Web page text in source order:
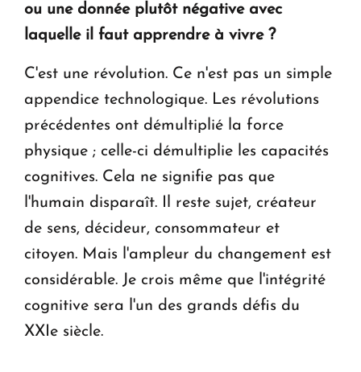
ou une donnée plutôt négative avec
laquelle il faut apprendre à vivre ?
C'est une révolution. Ce n'est pas un simple
appendice technologique. Les révolutions
précédentes ont démultiplié la force
physique ; celle-ci démultiplie les capacités
cognitives. Cela ne signifie pas que
l'humain disparaît. Il reste sujet, créateur
de sens, décideur, consommateur et
citoyen. Mais l'ampleur du changement est
considérable. Je crois même que l'intégrité
cognitive sera l'un des grands défis du
XXIe siècle.